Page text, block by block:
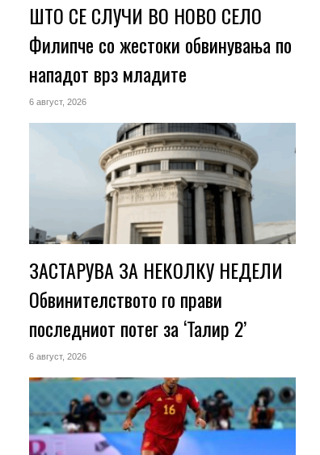
ШТО СЕ СЛУЧИ ВО НОВО СЕЛО
Филипче со жестоки обвинувања по
нападот врз младите
6 август, 2026
ЗАСТАРУВА ЗА НЕКОЛКУ НЕДЕЛИ
Обвинителството го прави
последниот потег за ‘Талир 2’
6 август, 2026